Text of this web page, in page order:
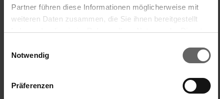
Partner führen diese Informationen möglicherweise mit
weiteren Daten zusammen, die Sie ihnen bereitgestellt
haben oder die sie im Rahmen Ihrer Nutzung der Dienste
Cookies, wenn Sie unsere Webseite weiterhin nutzen.
Notwendig
Präferenzen